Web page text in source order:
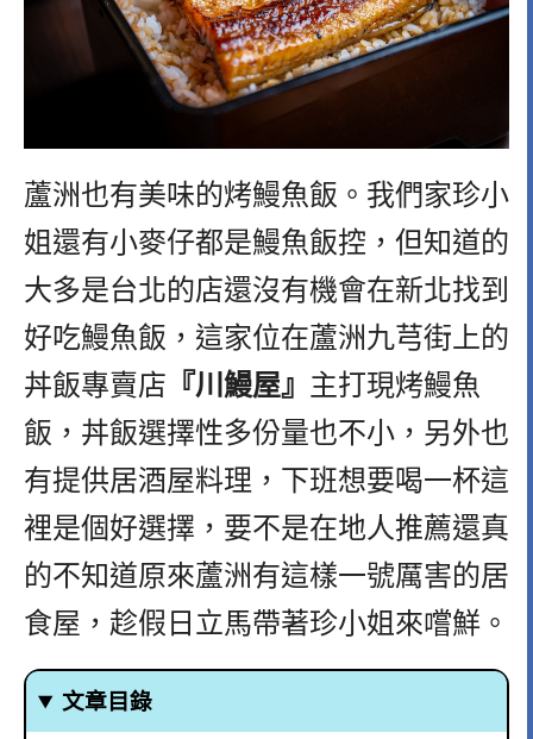
蘆洲也有美味的烤鰻魚飯。我們家珍小
姐還有小麥仔都是鰻魚飯控，但知道的
大多是台北的店還沒有機會在新北找到
好吃鰻魚飯，這家位在蘆洲九芎街上的
丼飯專賣店 『川鰻屋』 主打現烤鰻魚
飯，丼飯選擇性多份量也不小，另外也
有提供居酒屋料理，下班想要喝一杯這
裡是個好選擇，要不是在地人推薦還真
的不知道原來蘆洲有這樣一號厲害的居
食屋，趁假日立馬帶著珍小姐來嚐鮮。
文章目錄